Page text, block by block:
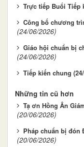
Trực tiếp Buổi Tiếp
Công bố chương
(24/06/2026)
Giáo hội chuẩn bị
(24/06/2026)
Tiếp kiến chung
Những tin cũ hơn
Tạ ơn Hồng Ân
(20/06/2026)
Pháp chuẩn bị đón
(20/06/2026)